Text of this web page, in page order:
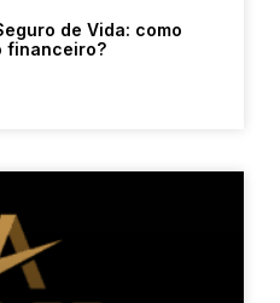
de Vida: como
financeiro?